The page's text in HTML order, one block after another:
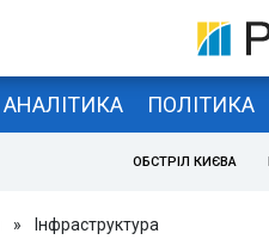
АНАЛІТИКА ПОЛІТИКА
ОБСТРІЛ КИЄВА
» Інфраструктура